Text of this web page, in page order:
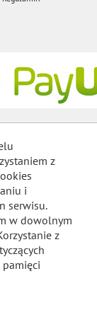
z
i
serwisu.
w dowolnym
z
pamięci